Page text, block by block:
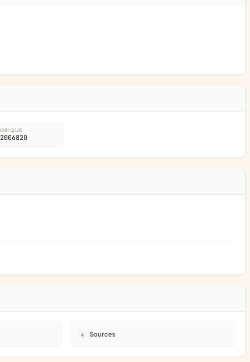
Sources